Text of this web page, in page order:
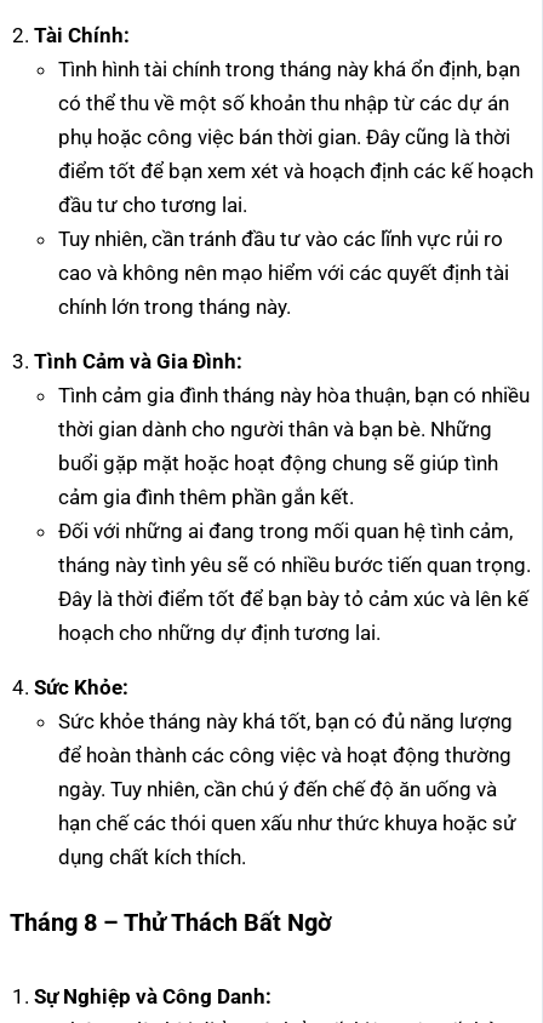
Tài Chính:
Tình hình tài chính trong tháng này khá ổn định, bạn
có thể thu về một số khoản thu nhập từ các dự án
phụ hoặc công việc bán thời gian. Đây cũng là thời
điểm tốt để bạn xem xét và hoạch định các kế hoạch
đầu tư cho tương lai.
Tuy nhiên, cần tránh đầu tư vào các lĩnh vực rủi ro
cao và không nên mạo hiểm với các quyết định tài
chính lớn trong tháng này.
Tình Cảm và Gia Đình:
Tình cảm gia đình tháng này hòa thuận, bạn có nhiều
thời gian dành cho người thân và bạn bè. Những
buổi gặp mặt hoặc hoạt động chung sẽ giúp tình
cảm gia đình thêm phần gắn kết.
Đối với những ai đang trong mối quan hệ tình cảm,
tháng này tình yêu sẽ có nhiều bước tiến quan trọng.
Đây là thời điểm tốt để bạn bày tỏ cảm xúc và lên kế
hoạch cho những dự định tương lai.
Sức Khỏe:
Sức khỏe tháng này khá tốt, bạn có đủ năng lượng
để hoàn thành các công việc và hoạt động thường
ngày. Tuy nhiên, cần chú ý đến chế độ ăn uống và
hạn chế các thói quen xấu như thức khuya hoặc sử
dụng chất kích thích.
Tháng 8 – Thử Thách Bất Ngờ
Sự Nghiệp và Công Danh: